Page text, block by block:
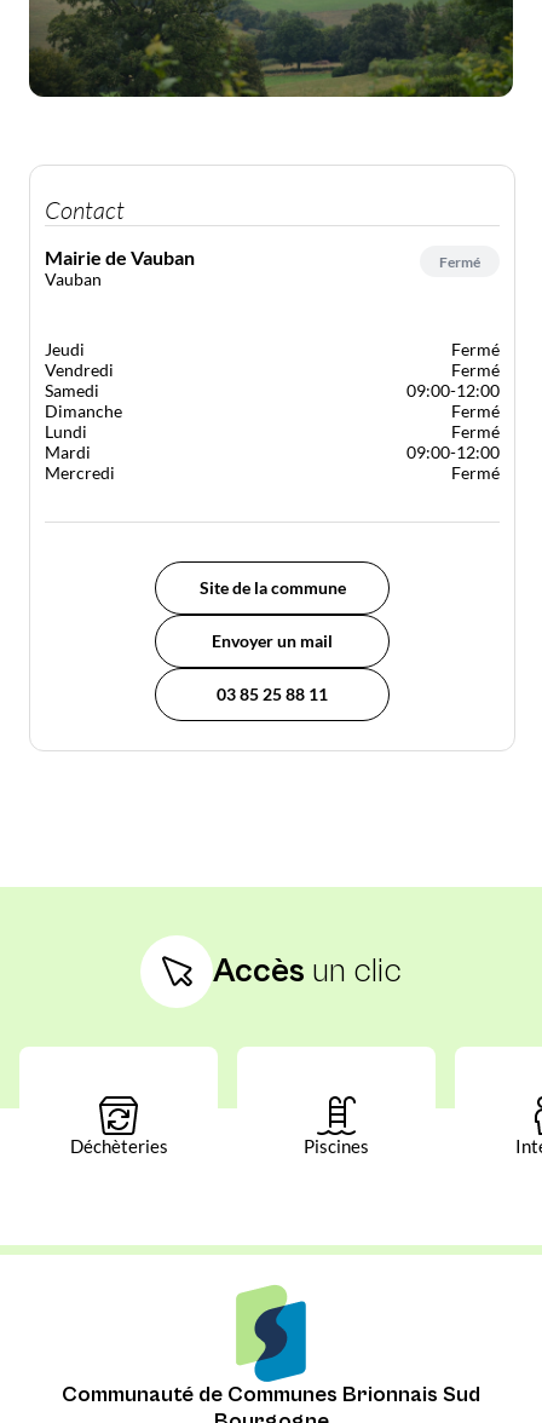
Contact
Mairie de Vauban
Vauban
Fermé
Jeudi
Fermé
Vendredi
Fermé
Samedi
09:00-12:00
Dimanche
Fermé
Lundi
Fermé
Mardi
09:00-12:00
Mercredi
Fermé
Site de la commune
Envoyer un mail
03 85 25 88 11
Accès un clic
Déchèteries Piscines
Communauté de Communes Brionnais Sud